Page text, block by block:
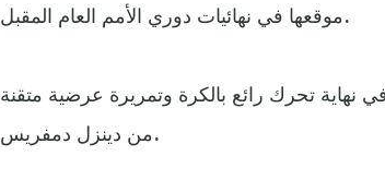
موقعها في نهائيات دوري الأمم العام المقبل.
هدف التقدم عبر جاكبو في الدقيقة 13 في نهاية تحرك رائع بالكرة وتمريرة عرضية متقنة
من دينزل دمفريس.